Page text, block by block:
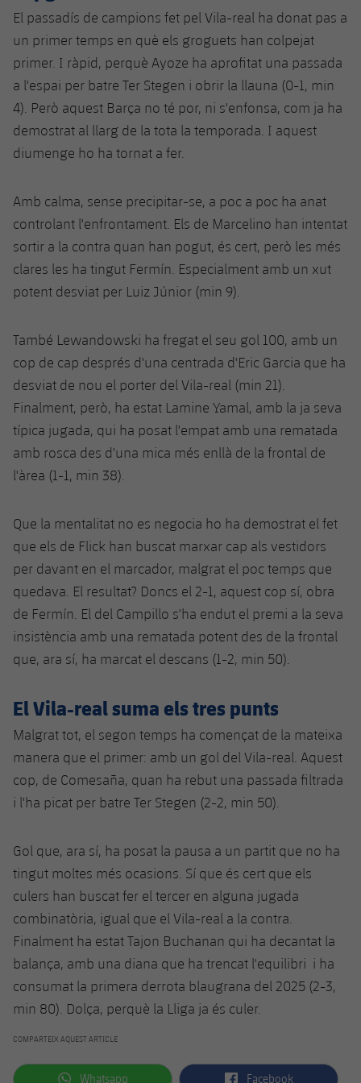
Jugadors
Fotos
Història
Palmarès
Classificació
Juvenil
Infantil
Notícies
Atletisme
plusicon
més
Actualitat
Masculí
Femení
Bàsquet en cadira de rodes
plusicon
més
Actualitat
Jugadors
Calendari
Classificació
Hockey gel
plusicon
més
Actualitat
Jugadors
Calendari
Resultats
Hoquei herba
Notícies
Hockey Herba Masculí
Hockey Herba Femení
Patinatge artístic
Actualitat
Plantilla
Agenda
Escola de Patinatge
Rugby
plusicon
més
Actualitat
Jugadors
Calendari
Resultats
Fotos
Voleibol
plusicon
més
Notícies
Voleibol masculí
Voleibol femení
Apunta't a les amateurs
plusicon
més
Apunta't a les amateurs
Carnet de l'Esportista Amateur
PLUSICON
MÉS
League of Legends
VALORANT Game Changers
eFootball
El passadís de campions fet pel Vila-real ha donat pas a
un primer temps en què els groguets han colpejat
primer. I ràpid, perquè Ayoze ha aprofitat una passada
a l'espai per batre Ter Stegen i obrir la llauna (0-1, min
4). Però aquest Barça no té por, ni s'enfonsa, com ja ha
demostrat al llarg de la tota la temporada. I aquest
diumenge ho ha tornat a fer.
Amb calma, sense precipitar-se, a poc a poc ha anat
controlant l'enfrontament. Els de Marcelino han intentat
sortir a la contra quan han pogut, és cert, però les més
clares les ha tingut Fermín. Especialment amb un xut
potent desviat per Luiz Júnior (min 9).
També Lewandowski ha fregat el seu gol 100, amb un
cop de cap després d'una centrada d'Eric Garcia que ha
desviat de nou el porter del Vila-real (min 21).
Finalment, però, ha estat Lamine Yamal, amb la ja seva
típica jugada, qui ha posat l'empat amb una rematada
amb rosca des d'una mica més enllà de la frontal de
l'àrea (1-1, min 38).
Que la mentalitat no es negocia ho ha demostrat el fet
que els de Flick han buscat marxar cap als vestidors
per davant en el marcador, malgrat el poc temps que
quedava. El resultat? Doncs el 2-1, aquest cop sí, obra
de Fermín. El del Campillo s'ha endut el premi a la seva
insistència amb una rematada potent des de la frontal
que, ara sí, ha marcat el descans (1-2, min 50).
El Vila-real suma els tres punts
Malgrat tot, el segon temps ha començat de la mateixa
manera que el primer: amb un gol del Vila-real. Aquest
cop, de Comesaña, quan ha rebut una passada filtrada
i l'ha picat per batre Ter Stegen (2-2, min 50).
Gol que, ara sí, ha posat la pausa a un partit que no ha
tingut moltes més ocasions. Sí que és cert que els
culers han buscat fer el tercer en alguna jugada
combinatòria, igual que el Vila-real a la contra.
Finalment ha estat Tajon Buchanan qui ha decantat la
balança, amb una diana que ha trencat l'equilibri i ha
consumat la primera derrota blaugrana del 2025 (2-3,
min 80). Dolça, perquè la Lliga ja és culer.
COMPARTEIX AQUEST ARTICLE
label.aria.whatsapp
Whatsapp label.aria.facebook
Facebook